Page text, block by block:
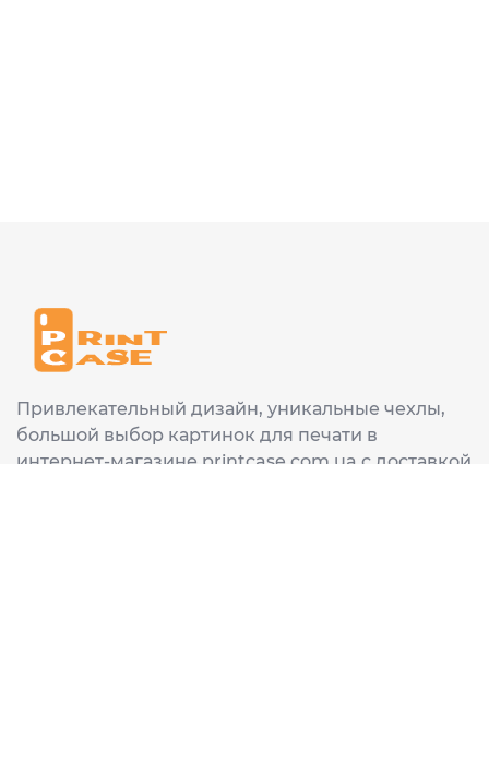
Привлекательный дизайн, уникальные чехлы,
большой выбор картинок для печати в
интернет-магазине printcase.com.ua с доставкой